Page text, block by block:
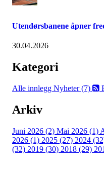
Utendørsbanene åpner
30.04.2026
Kategori
Alle innlegg Nyheter (7)
Arkiv
Juni 2026 (2) Mai 2026 (1)
2026 (1) 2025 (27) 2024
(32) 2019 (30) 2018 (29)